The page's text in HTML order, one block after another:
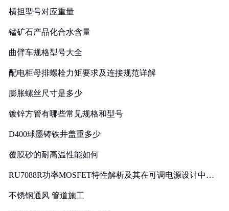
横担型号对应重量
锰矿石产品化合水含量
曲臂车规格型号大全
配电柜母排螺栓力矩要求及连接规范详解
膨胀螺丝尺寸是多少
镀锌方管有哪些常见规格和型号
D400球墨铸铁井盖重多少
覆膜砂的耐高温性能如何
RU7088R功率MOSFET特性解析及其在可调电源设计中的
不锈钢通风 管道施工